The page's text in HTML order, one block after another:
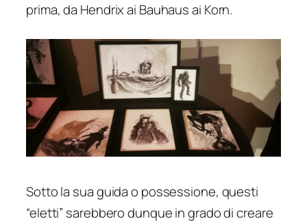
prima, da Hendrix ai Bauhaus ai Korn.
Sotto la sua guida o possessione, questi
“eletti” sarebbero dunque in grado di creare